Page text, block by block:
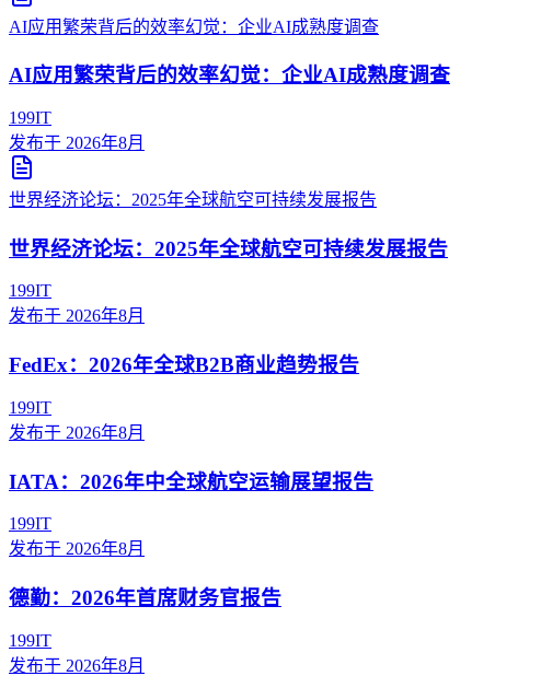
AI应用繁荣背后的效率幻觉：企业AI成熟度调查
AI应用繁荣背后的效率幻觉：企业AI成熟度调查
199IT
发布于 2026年8月
世界经济论坛：2025年全球航空可持续发展报告
世界经济论坛：2025年全球航空可持续发展报告
199IT
发布于 2026年8月
FedEx：2026年全球B2B商业趋势报告
199IT
发布于 2026年8月
IATA：2026年中全球航空运输展望报告
199IT
发布于 2026年8月
德勤：2026年首席财务官报告
199IT
发布于 2026年8月